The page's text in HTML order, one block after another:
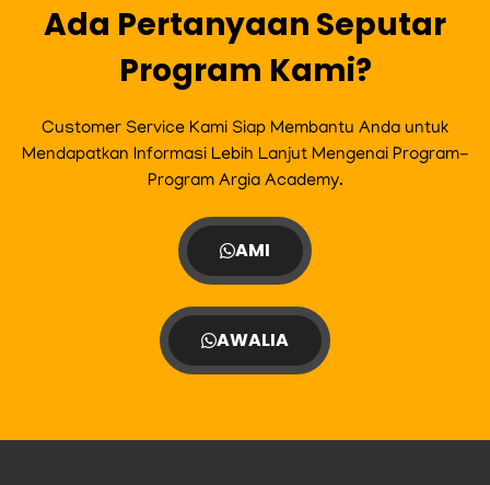
m
Ada Pertanyaan Seputar
Program Kami?
Customer Service Kami Siap Membantu Anda untuk
Mendapatkan Informasi Lebih Lanjut Mengenai Program-
Program Argia Academy.
AMI
AWALIA